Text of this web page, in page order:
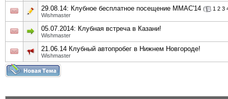
29.08.14: Клубное бесплатное посещение ММАС'14 ( 1 2 3
Wishmaster
05.07.2014: Клубная встреча в Казани!
Wishmaster
21.06.14 Клубный автопробег в Нижнем Новгороде!
Wishmaster